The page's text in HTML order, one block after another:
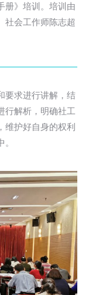
册》培训。培训由
社会工作师陈志超
要求进行讲解，结
行解析，明确社工
维护好自身的权利